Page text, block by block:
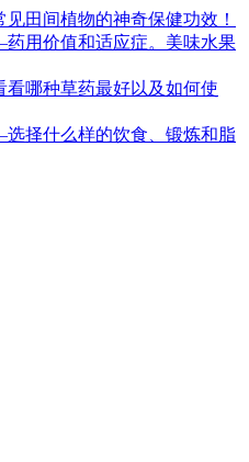
见田间植物的神奇保健功效！
药用价值和适应症。美味水果
看哪种草药最好以及如何使
选择什么样的饮食、锻炼和脂